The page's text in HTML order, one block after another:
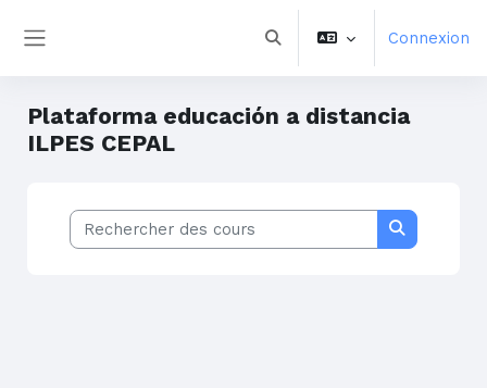
Activer/désactiver la saisie
Connexion
Plataforma educación a distancia
ILPES CEPAL
Rechercher des cours